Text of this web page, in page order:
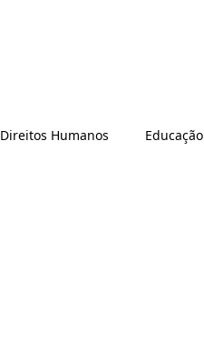
Direitos Humanos Educação